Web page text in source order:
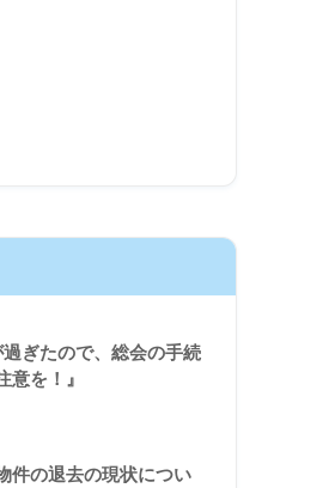
過ぎたので、総会の手続
意を！』
件の退去の現状につい